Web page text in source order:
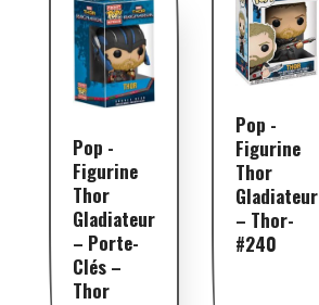
Pop -
Figurine
Thor
Gladiateur
– Porte-
Clés –
Thor
Pop -
Figurine
Thor
Gladiateur
– Thor-
#240